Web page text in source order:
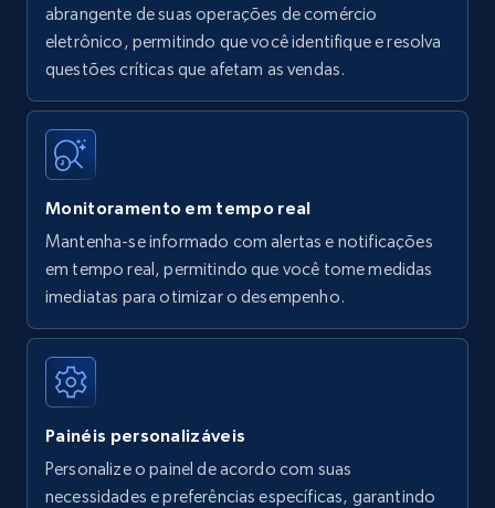
Amazon products - find products by using
upc numbers
Title, Seller name, Brand, Description, Initial
price, Currency, Availability, Reviews count, and
35.3K+
Amazon Reviews
URL, Product name, Product rating, Product
Author name, Asin, and more.
7.4K+ 870+
abrangente de suas operações de comércio
eletrônico, permitindo que você identifique e resolva
questões críticas que afetam as vendas.
Monitoramento em tempo real
Mantenha-se informado com alertas e notificações
em tempo real, permitindo que você tome medidas
imediatas para otimizar o desempenho.
Painéis personalizáveis
Personalize o painel de acordo com suas
necessidades e preferências específicas, garantindo